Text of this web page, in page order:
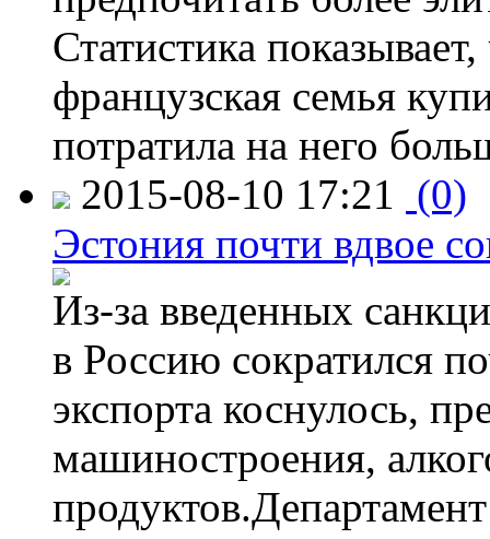
Статистика
французская семья
потратила на него
2015-08-10 17:21 (0)
Эстония почти вдвое
Из-за введенных
в Россию сократился
экспорта коснулось,
машиностроения,